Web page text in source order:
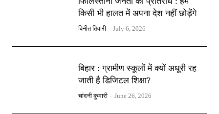
किसी भी हालत में अपना देश नहीं छोड़ेंगे
विनीत तिवारी - July 6, 2026
बिहार : ग्रामीण स्कूलों में क्यों अधूरी रह
जाती है डिजिटल शिक्षा?
चांदनी कुमारी - June 26, 2026